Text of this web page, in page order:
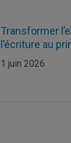
Transformer
l’écriture au
1 juin 2026